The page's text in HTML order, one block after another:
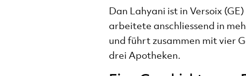
Dan Lahyani ist in Versoix
arbeitete anschliessend in
und führt zusammen mit vier
drei Apotheken.